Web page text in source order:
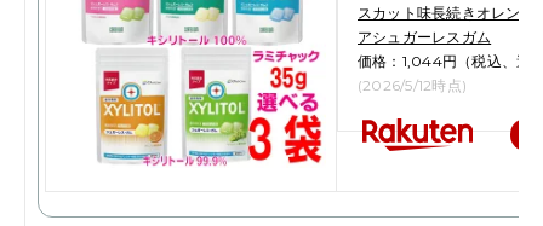
スカット味長続きオレンジ
アシュガーレスガム
価格：1,044円（税込、送
(2026/5/12時点)